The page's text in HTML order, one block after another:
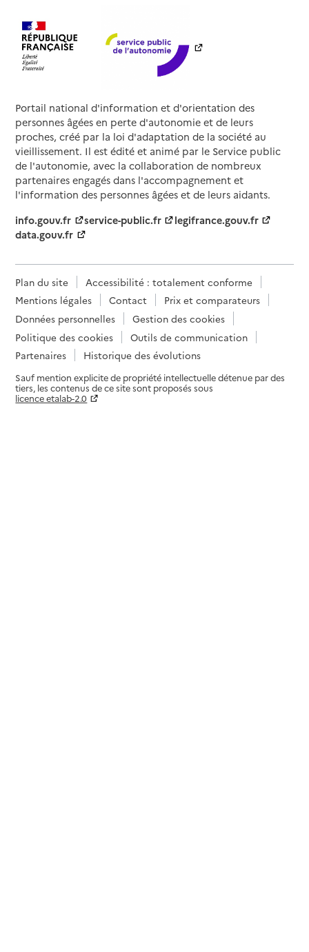
Portail national d'information et d'orientation des
personnes âgées en perte d'autonomie et de leurs
proches, créé par la loi d'adaptation de la société au
vieillissement. Il est édité et animé par le Service public
de l'autonomie, avec la collaboration de nombreux
partenaires engagés dans l'accompagnement et
l'information des personnes âgées et de leurs aidants.
info.gouv.fr
service-public.fr
legifrance.gouv.fr
data.gouv.fr
Plan du site
Accessibilité : totalement conforme
Mentions légales
Contact
Prix et comparateurs
Données personnelles
Gestion des cookies
Politique des cookies
Outils de communication
Partenaires
Historique des évolutions
Sauf mention explicite de propriété intellectuelle détenue par des
tiers, les contenus de ce site sont proposés sous
licence etalab-2.0